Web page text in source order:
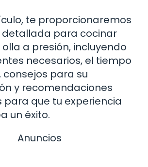
te proporcionaremos
para cocinar
a presión, incluyendo
necesarios, el tiempo
consejos para su
y recomendaciones
para que tu experiencia
un éxito.
Anuncios